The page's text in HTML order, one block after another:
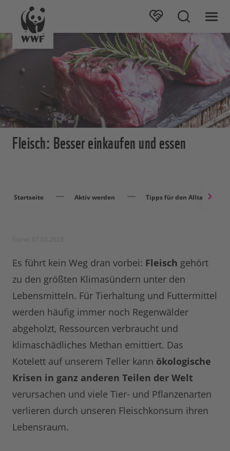
Fleisch: Besser einkaufen und essen
Startseite Aktiv werden Tipps für den Alltag
Es führt kein Weg dran vorbei: Fleisch gehört
zu den größten Klimasündern unter den
Lebensmitteln. Für Tierhaltung und Futtermittel
werden häufig immer noch Regenwälder
abgeholzt, Ressourcen verbraucht und
klimaschädliches Methan emittiert. Das
Kotelett auf unserem Teller kann ökologische
Krisen in ganz anderen Teilen der Welt
verursachen und viele Tier- und Pflanzenarten
verlieren durch unseren Fleischkonsum ihren
Lebensraum.